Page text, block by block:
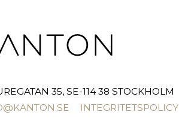
35, SE-114 38 STOCKHOLM
INTEGRITETSPOLICY